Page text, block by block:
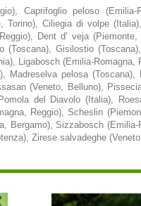
Caprifoglio peloso (Emilia-
Torino), Ciliegia di volpe
Dent d' veja (Piemonte,
Gisilostio
Ligabosch (Emilia-Romagna,
Madreselva pelosa
(Veneto, Belluno),
del Diavolo (Italia),
Reggio), Scheslin
Bergamo), Sizzabosch (Emilia-
Zirese salvadeghe